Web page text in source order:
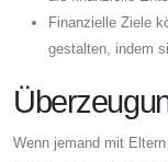
Finanzielle Ziele
gestalten, indem
Wenn jemand mit